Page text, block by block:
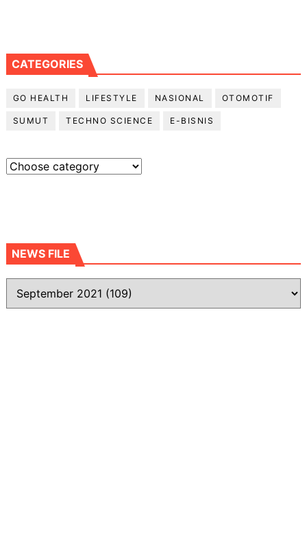
CATEGORIES
GO HEALTH LIFESTYLE NASIONAL OTOMOTIF
SUMUT TECHNO SCIENCE E-BISNIS
NEWS FILE